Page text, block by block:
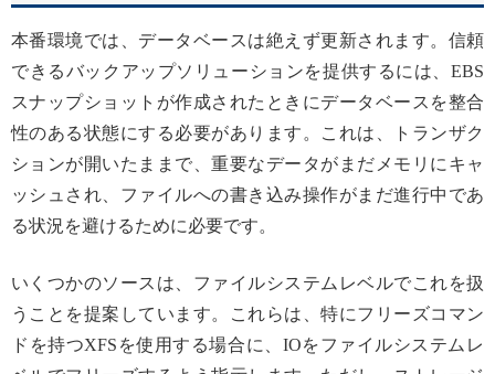
本番環境では、データベースは絶えず更新されます。信頼
できるバックアップソリューションを提供するには、EBS
スナップショットが作成されたときにデータベースを整合
性のある状態にする必要があります。これは、トランザク
ションが開いたままで、重要なデータがまだメモリにキャ
ッシュされ、ファイルへの書き込み操作がまだ進行中であ
る状況を避けるために必要です。
いくつかのソースは、ファイルシステムレベルでこれを扱
うことを提案しています。これらは、特にフリーズコマン
ドを持つXFSを使用する場合に、IOをファイルシステムレ